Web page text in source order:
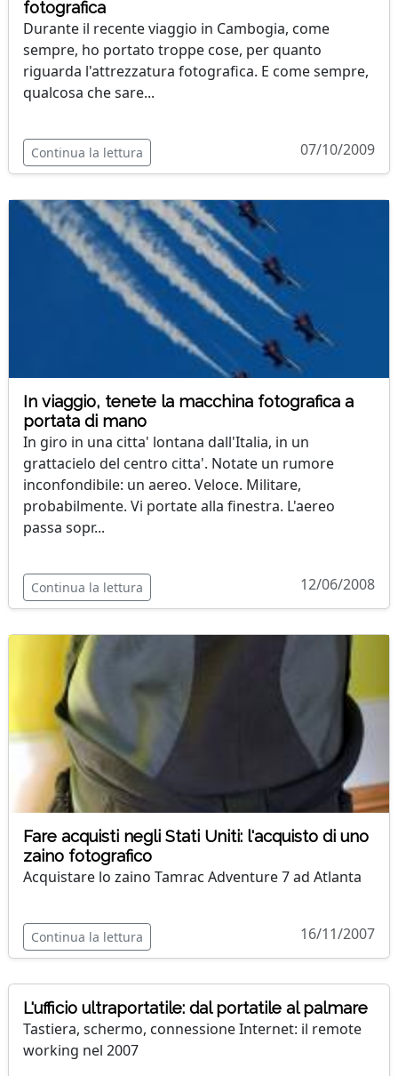
fotografica
Durante il recente viaggio in Cambogia, come
sempre, ho portato troppe cose, per quanto
riguarda l'attrezzatura fotografica. E come sempre,
qualcosa che sare...
Continua la lettura 07/10/2009
In viaggio, tenete la macchina fotografica a
portata di mano
In giro in una citta' lontana dall'Italia, in un
grattacielo del centro citta'. Notate un rumore
inconfondibile: un aereo. Veloce. Militare,
probabilmente. Vi portate alla finestra. L'aereo
passa sopr...
Continua la lettura 12/06/2008
Fare acquisti negli Stati Uniti: l'acquisto di uno
zaino fotografico
Acquistare lo zaino Tamrac Adventure 7 ad Atlanta
Continua la lettura 16/11/2007
L'ufficio ultraportatile: dal portatile al palmare
Tastiera, schermo, connessione Internet: il remote
working nel 2007